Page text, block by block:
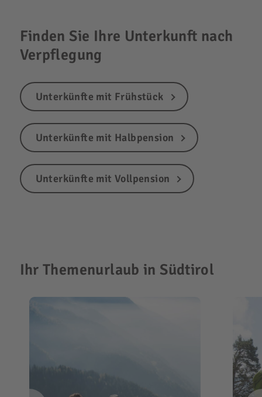
Finden Sie Ihre Unterkunft nach
Verpflegung
Unterkünfte mit Frühstück
Unterkünfte mit Halbpension
Unterkünfte mit Vollpension
Ihr Themenurlaub in Südtirol